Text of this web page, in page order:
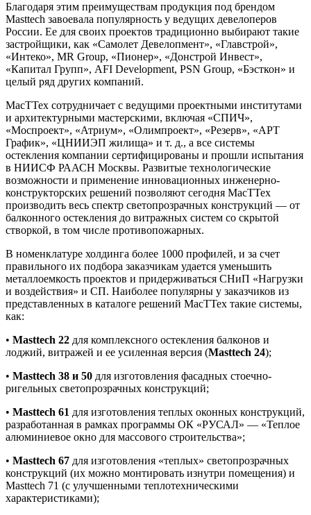
Благодаря этим преимуществам продукция под брендом
Masttech завоевала популярность у ведущих девелоперов
России. Ее для своих проектов традиционно выбирают такие
застройщики, как «Самолет Девелопмент», «Главстрой»,
«Интеко», MR Group, «Пионер», «Донстрой Инвест»,
«Капитал Групп», AFI Development, PSN Group, «Бэсткон» и
целый ряд других компаний.
МасТТех сотрудничает с ведущими проектными институтами
и архитектурными мастерскими, включая «СПИЧ»,
«Моспроект», «Атриум», «Олимпроект», «Резерв», «АРТ
График», «ЦНИИЭП жилища» и т. д., а все системы
остекления компании сертифицированы и прошли испытания
в НИИСФ РААСН Москвы. Развитые технологические
возможности и применение инновационных инженерно-
конструкторских решений позволяют сегодня МасТТех
производить весь спектр светопрозрачных конструкций — от
балконного остекления до витражных систем со скрытой
створкой, в том числе противопожарных.
В номенклатуре холдинга более 1000 профилей, и за счет
правильного их подбора заказчикам удается уменьшить
металлоемкость проектов и придерживаться СНиП «Нагрузки
и воздействия» и СП. Наиболее популярны у заказчиков из
представленных в каталоге решений МасТТех такие системы,
как:
• Masttech 22 для комплексного остекления балконов и
лоджий, витражей и ее усиленная версия (Masttech 24);
• Masttech 38 и 50 для изготовления фасадных стоечно-
ригельных светопрозрачных конструкций;
• Masttech 61 для изготовления теплых оконных конструкций,
разработанная в рамках программы ОК «РУСАЛ» — «Теплое
алюминиевое окно для массового строительства»;
• Masttech 67 для изготовления «теплых» светопрозрачных
конструкций (их можно монтировать изнутри помещения) и
Masttech 71 (с улучшенными теплотехническими
характеристиками);